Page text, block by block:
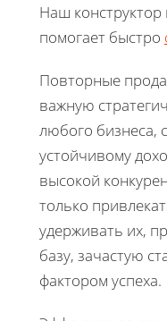
Наш конструктор
помогает быстро
Повторные
важную
любого бизнеса,
устойчивому
высокой
только
удерживать их,
базу, зачастую
фактором успеха.